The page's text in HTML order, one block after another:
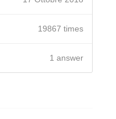
19867 times
1 answer